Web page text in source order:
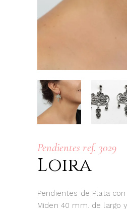
Pendientes ref. 3029
Loira
Pendientes de Plata
Miden 40 mm. de largo